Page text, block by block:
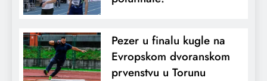
Pezer u finalu kugle na
Evropskom dvoranskom
prvenstvu u Torunu